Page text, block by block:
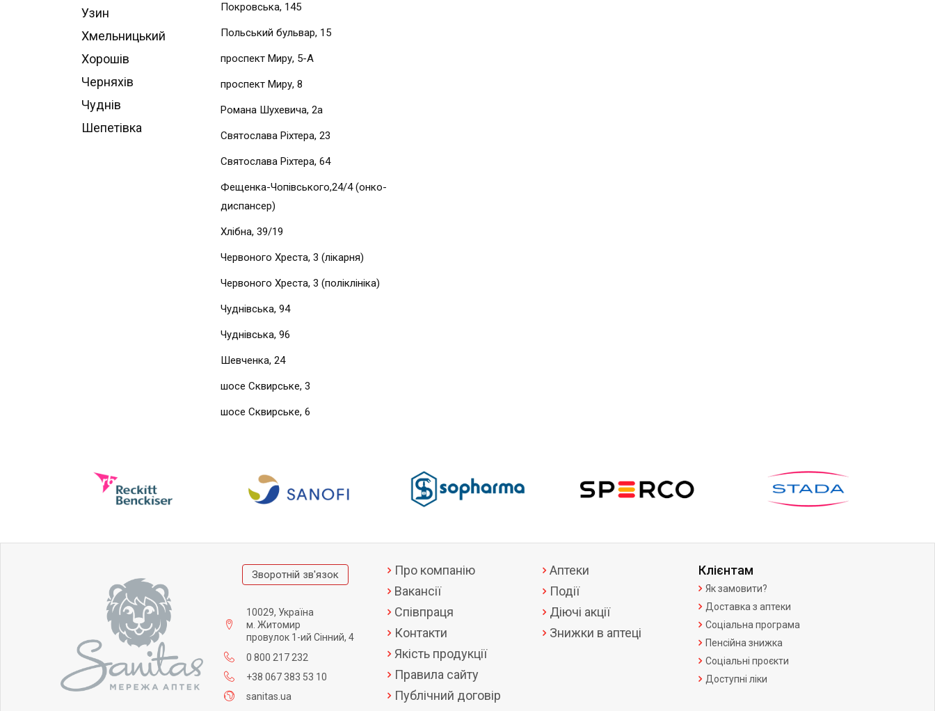
Узин
Хмельницький
Хорошів
Черняхів
Чуднів
Шепетівка
Покровська, 145
Польський бульвар, 15
проспект Миру, 5-А
проспект Миру, 8
Романа Шухевича, 2а
Святослава Ріхтера, 23
Святослава Ріхтера, 64
Фещенка-Чопівського,24/4 (онко-
диспансер)
Хлібна, 39/19
Червоного Хреста, 3 (лікарня)
Червоного Хреста, 3 (поліклініка)
Чуднівська, 94
Чуднівська, 96
Шевченка, 24
шосе Сквирське, 3
шосе Сквирське, 6
Зворотній зв'язок
10029, Україна
м. Житомир
провулок 1-ий Сінний, 4
0 800 217 232
+38 067 383 53 10
sanitas.ua
Про компанію
Вакансії
Співпраця
Контакти
Якість продукції
Правила сайту
Публічний договір
Аптеки
Події
Діючі акції
Знижки в аптеці
Клієнтам
Як замовити?
Доставка з аптеки
Соціальна програма
Пенсійна знижка
Соціальні проєкти
Доступні ліки